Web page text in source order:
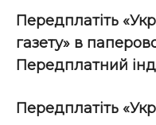
Передплатіть
газету» в
Передплатний
Передплатіть